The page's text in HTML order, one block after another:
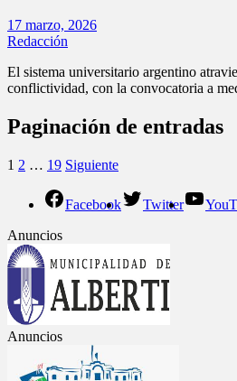
17 marzo, 2026
Redacción
El sistema universitario argentino
conflictividad, con la convocatoria a
Paginación de entradas
1 2 … 19 Siguiente
Facebook Twitter
Anuncios
Anuncios